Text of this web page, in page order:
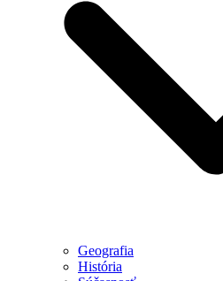
Geografia
História